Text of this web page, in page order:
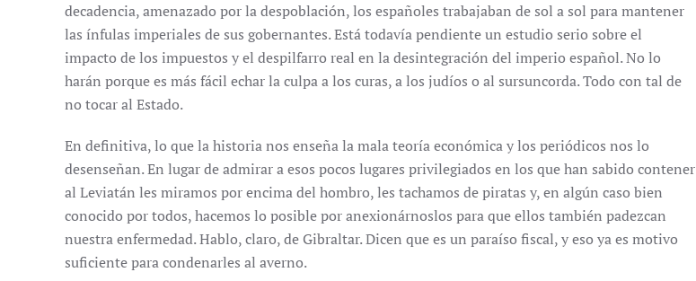
decadencia, amenazado por la despoblación, los españoles trabajaban de sol a sol para mantener
las ínfulas imperiales de sus gobernantes. Está todavía pendiente un estudio serio sobre el
impacto de los impuestos y el despilfarro real en la desintegración del imperio español. No lo
harán porque es más fácil echar la culpa a los curas, a los judíos o al sursuncorda. Todo con tal de
no tocar al Estado.
En definitiva, lo que la historia nos enseña la mala teoría económica y los periódicos nos lo
desenseñan. En lugar de admirar a esos pocos lugares privilegiados en los que han sabido contener
al Leviatán les miramos por encima del hombro, les tachamos de piratas y, en algún caso bien
conocido por todos, hacemos lo posible por anexionárnoslos para que ellos también padezcan
nuestra enfermedad. Hablo, claro, de Gibraltar. Dicen que es un paraíso fiscal, y eso ya es motivo
suficiente para condenarles al averno.